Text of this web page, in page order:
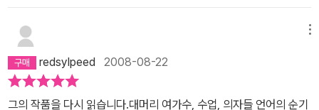
이했다. 실제 연극 상연을 보고 싶다는 생각이 들 정도로.
<수업(1951년 초연)>, <의자(1952년 초연)>을 차례로 발표하는
데, 여기서 다룬 것은 인간 언어의 부조리함이었다. 즉 인간은 자신들
의 언어를 지극히 합리적이라 믿으며 문화의 축적과 의사소통의 도구
로 삼지만, 실제로 그것은 대단히 비논리적이고 불합리해서 인간의
언어생활은 원초적으로 소통이 불가능한 오해의 연속이라는 것이다.
redsylpeed 2008-08-22
그의 작품을 다시 읽습니다.대머리 여가수, 수업, 의자들 언어의 순기